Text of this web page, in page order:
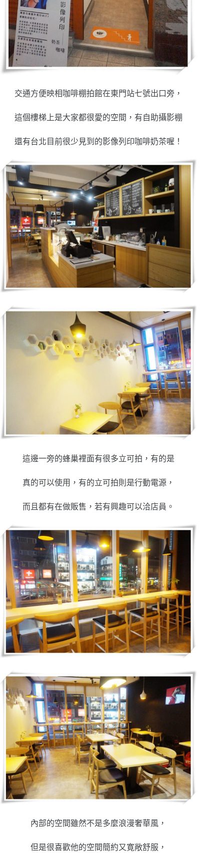
交通方便映相咖啡棚拍館在東門站七號出口旁，
這個樓梯上是大家都很愛的空間，有自助攝影棚
還有台北目前很少見到的影像列印咖啡奶茶喔！
這邊一旁的蜂巢裡面有很多立可拍，有的是
真的可以使用，有的立可拍則是行動電源，
而且都有在做販售，若有興趣可以洽店員。
內部的空間雖然不是多麼浪漫奢華風，
但是很喜歡他的空間簡約又寛敞舒服，